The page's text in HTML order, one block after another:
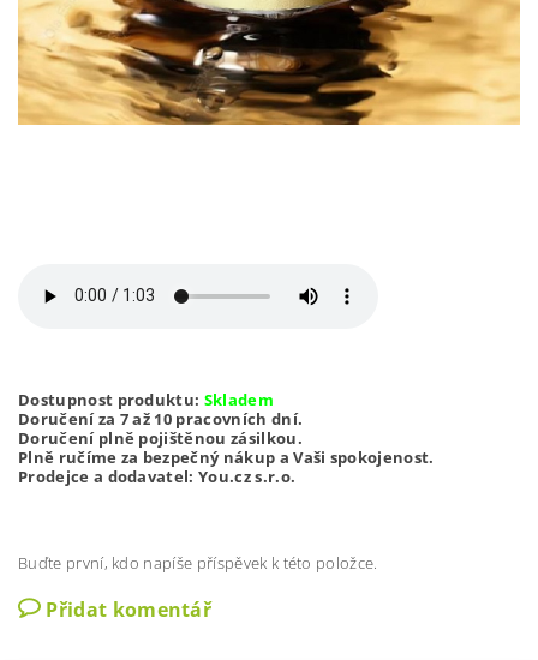
Dostupnost produktu: Skladem
Doručení za 7 až 10 pracovních dní.
Doručení plně pojištěnou zásilkou.
Plně ručíme za bezpečný nákup a Vaši spokojenost.
Prodejce a dodavatel: You.cz s.r.o.
Buďte první, kdo napíše příspěvek k této položce.
Přidat komentář